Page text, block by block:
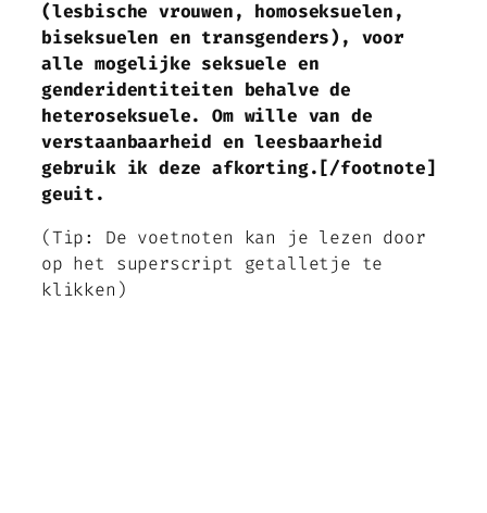
(lesbische vrouwen, homoseksuelen,
biseksuelen en transgenders), voor
alle mogelijke seksuele en
genderidentiteiten behalve de
heteroseksuele. Om wille van de
verstaanbaarheid en leesbaarheid
gebruik ik deze afkorting.[/footnote]
geuit.
(Tip: De voetnoten kan je lezen door
op het superscript getalletje te
klikken)